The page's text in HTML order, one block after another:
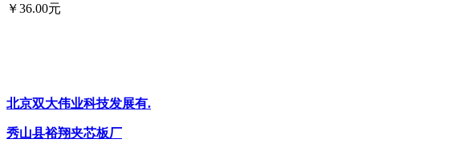
￥36.00元
北京双大伟业科技发展有.
秀山县裕翔夹芯板厂